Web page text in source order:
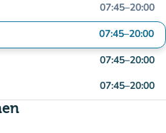
07:45–20:00
07:45–20:00
07:45–20:00
07:45–20:00